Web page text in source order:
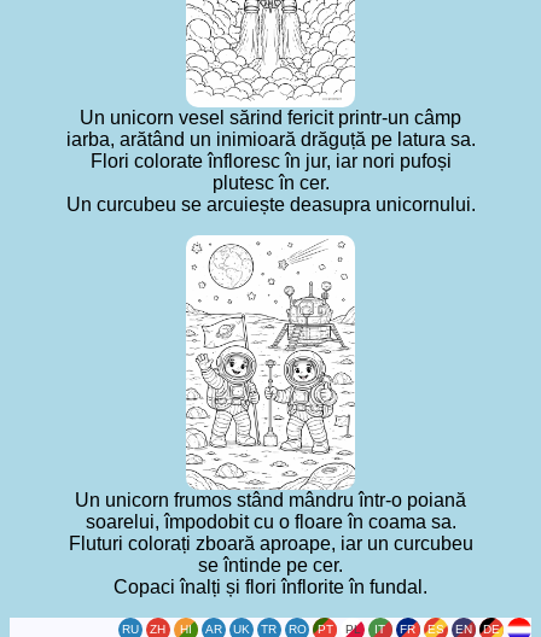
Un unicorn vesel sărind fericit printr-un câmp
iarba, arătând un inimioară drăguță pe latura sa.
Flori colorate înfloresc în jur, iar nori pufoși
plutesc în cer.
Un curcubeu se arcuiește deasupra unicornului.
Un unicorn frumos stând mândru într-o poiană
soarelui, împodobit cu o floare în coama sa.
Fluturi colorați zboară aproape, iar un curcubeu
se întinde pe cer.
Copaci înalți și flori înflorite în fundal.